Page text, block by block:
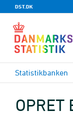
DST.DK
Statistikbanken
OPRET